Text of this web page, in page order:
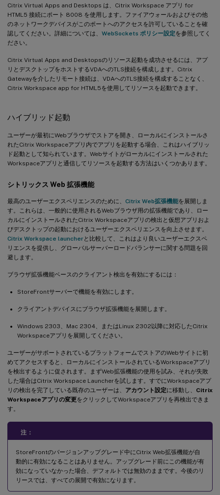
Citrix Virtual Apps and Desktops は、Citrix Workspace アプリ for
HTML5 接続にポート 8008 を使用します。ファイアウォールおよびその他
のネットワークデバイスがこのポートへのアクセスを許可していることを確
認してください。詳細については、 WebSockets ポリシー設定を参照してく
ださい。
Citrix Virtual Apps and Desktopsのリソース起動を成功させるには、アプ
リとデスクトップをホストするVDAへのTLS接続を構成します。Citrix
Gatewayを介したリモート接続は、VDAへのTLS接続を構成することなく、
Citrix Workspace app for HTML5を使用してリソースを起動できます。
ハイブリッド起動
ユーザーが最初にWebブラウザでストアを開き、ローカルにインストールさ
れたCitrix Workspaceアプリ内でアプリを起動する場合、これはハイブリッ
ド起動として知られています。Webサイトがローカルにインストールされた
Workspaceアプリと通信してリソースを起動する方法はいくつかあります。
シトリックス Web 拡張機能
最高のユーザーエクスペリエンスのために、 Citrix Web拡張機能を展開しま
す。これらは、一般的に使用されるWebブラウザ用の拡張機能であり、ロー
カルにインストールされたCitrix Workspaceアプリの検出と仮想アプリおよ
びデスクトップの起動におけるユーザーエクスペリエンスを向上させます。
Citrix Workspace launcherと比較して、これはより良いユーザーエクスペ
リエンスを提供し、グローバルサーバーロードバランサーに関する問題を回
避します。
ブラウザ拡張機能ベースのクライアント検出を有効にするには：
StoreFrontサーバーで機能を有効にします。
クライアントデバイスにブラウザ拡張機能を展開します。
Windows 2303、Mac 2304、またはLinux 2302以降に対応したCitrix
Workspaceアプリを展開してください。
ユーザーがサポートされているプラットフォームでストアのWebサイトに初
めてアクセスすると、ローカルにインストールされているWorkspaceアプリ
を検出するように促されます。まずWeb拡張機能の使用を試み、それが失敗
した場合はCitrix Workspace Launcherを試します。すでにWorkspaceアプ
リの検出を完了している既存のユーザーは、 アカウント設定に移動し、 Citrix
Workspaceアプリの変更をクリックしてWorkspaceアプリを再検出できま
す。
注：
StoreFrontのバージョンアップグレード中にCitrix Web拡張機能が自
動的に有効になることはありません。アップグレード前にこの機能が有
効になっていなかった場合、デフォルトでは無効のままです。今後のリ
リースでは、すべての展開で有効になります。